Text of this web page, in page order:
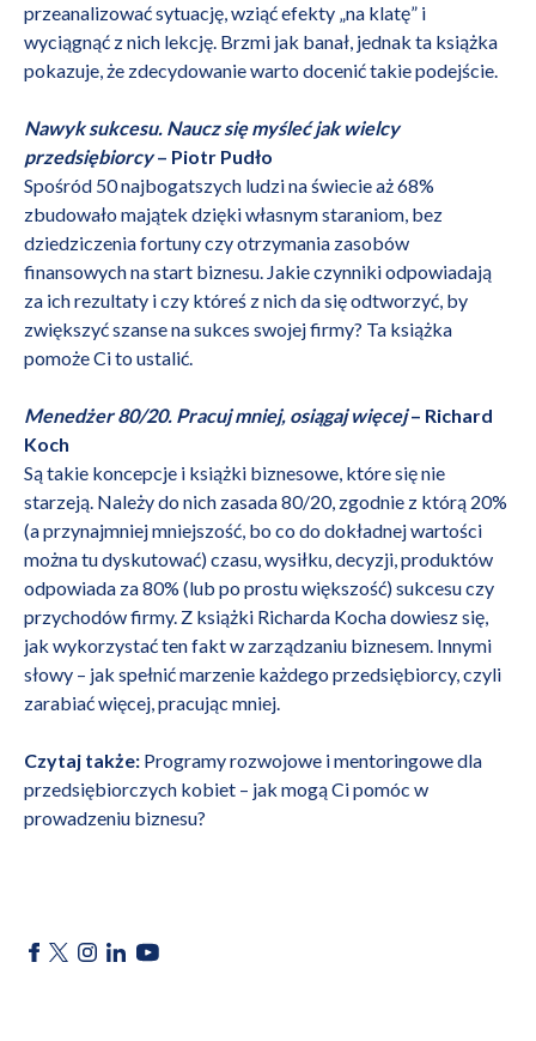
przeanalizować sytuację, wziąć efekty „na klatę” i
wyciągnąć z nich lekcję. Brzmi jak banał, jednak ta książka
pokazuje, że zdecydowanie warto docenić takie podejście.
Nawyk sukcesu. Naucz się myśleć jak wielcy
przedsiębiorcy– Piotr Pudło
Spośród 50 najbogatszych ludzi na świecie aż 68%
zbudowało majątek dzięki własnym staraniom, bez
dziedziczenia fortuny czy otrzymania zasobów
finansowych na start biznesu. Jakie czynniki odpowiadają
za ich rezultaty i czy któreś z nich da się odtworzyć, by
zwiększyć szanse na sukces swojej firmy? Ta książka
pomoże Ci to ustalić.
Menedżer 80/20. Pracuj mniej, osiągaj więcej– Richard
Koch
Są takie koncepcje i książki biznesowe, które się nie
starzeją. Należy do nich zasada 80/20, zgodnie z którą 20%
(a przynajmniej mniejszość, bo co do dokładnej wartości
można tu dyskutować) czasu, wysiłku, decyzji, produktów
odpowiada za 80% (lub po prostu większość) sukcesu czy
przychodów firmy. Z książki Richarda Kocha dowiesz się,
jak wykorzystać ten fakt w zarządzaniu biznesem. Innymi
słowy – jak spełnić marzenie każdego przedsiębiorcy, czyli
zarabiać więcej, pracując mniej.
Czytaj także: Programy rozwojowe i mentoringowe dla
przedsiębiorczych kobiet – jak mogą Ci pomóc w
prowadzeniu biznesu?